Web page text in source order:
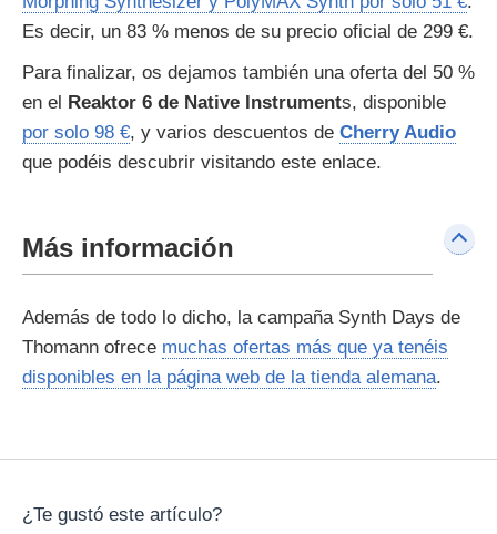
Es decir, un 83 % menos de su precio oficial de 299 €.
Para finalizar, os dejamos también una oferta del 50 %
en el Reaktor 6 de Native Instruments, disponible
por solo 98 €, y varios descuentos de Cherry Audio
que podéis descubrir visitando este enlace.
Más información
Además de todo lo dicho, la campaña Synth Days de
Thomann ofrece muchas ofertas más que ya tenéis
disponibles en la página web de la tienda alemana.
¿Te gustó este artículo?